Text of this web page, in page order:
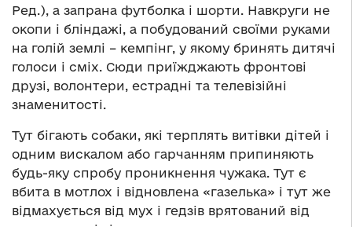
Ред.), а запрана футболка і шорти. Навкруги не
окопи і бліндажі, а побудований своїми руками
на голій землі – кемпінг, у якому бринять дитячі
голоси і сміх. Сюди приїжджають фронтові
друзі, волонтери, естрадні та телевізійні
знаменитості.
Тут бігають собаки, які терплять витівки дітей і
одним вискалом або гарчанням припиняють
будь-яку спробу проникнення чужака. Тут є
вбита в мотлох і відновлена «газелька» і тут же
відмахується від мух і гедзів врятований від